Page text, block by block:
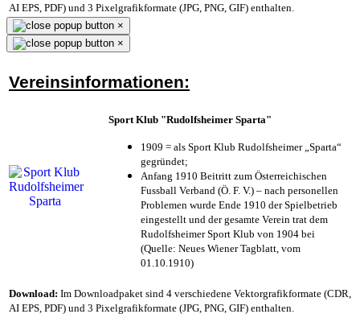
AI EPS, PDF) und 3 Pixelgrafikformate (JPG, PNG, GIF) enthalten.
×
×
Vereinsinformationen:
Sport Klub "Rudolfsheimer Sparta"
1909 = als Sport Klub Rudolfsheimer „Sparta“
gegründet;
Anfang 1910 Beitritt zum Österreichischen
Fussball Verband (Ö. F. V.) – nach personellen
Problemen wurde Ende 1910 der Spielbetrieb
eingestellt und der gesamte Verein trat dem
Rudolfsheimer Sport Klub von 1904 bei
(Quelle: Neues Wiener Tagblatt, vom
01.10.1910)
Download: Im Downloadpaket sind 4 verschiedene Vektorgrafikformate (CDR,
AI EPS, PDF) und 3 Pixelgrafikformate (JPG, PNG, GIF) enthalten.